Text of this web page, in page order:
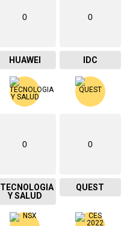
0
HUAWEI
0
IDC
0
TECNOLOGIA
Y SALUD
0
QUEST